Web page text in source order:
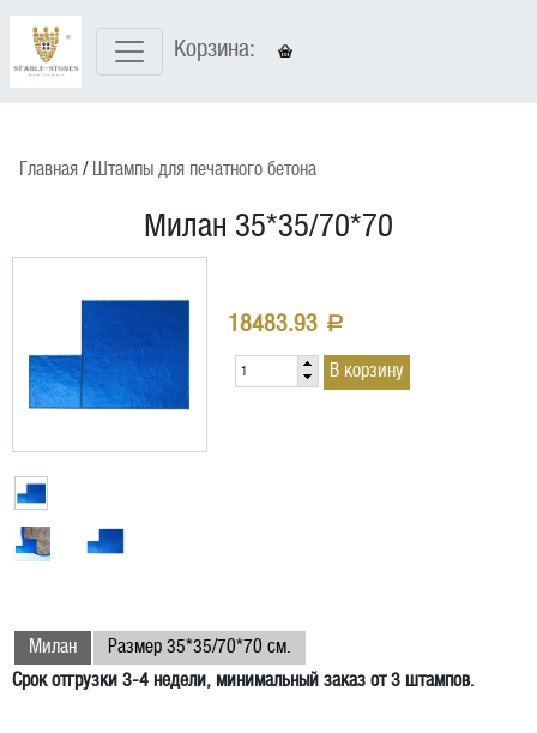
Корзина:
Главная Штампы для печатного бетона
Милан 35*35/70*70
18483.93 a
Милан
Размер 35*35/70*70 см.
Срок отгрузки 3-4 недели, минимальный заказ от 3 штампов.